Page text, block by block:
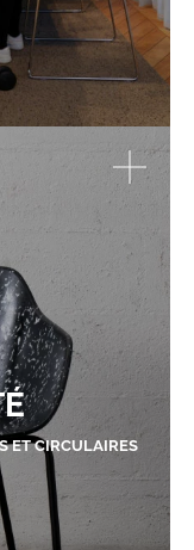
ET CIRCULAIRES